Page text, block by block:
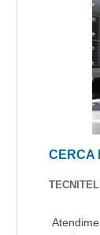
CERCA
TECNITEL